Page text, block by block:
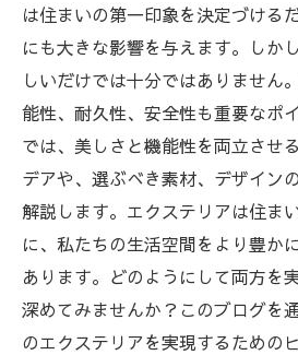
は住まいの第一印象を決定づける
にも大きな影響を与えます。しか
しいだけでは十分ではありません
能性、耐久性、安全性も重要なポ
では、美しさと機能性を両立させ
デアや、選ぶべき素材、デザイン
解説します。エクステリアは住ま
に、私たちの生活空間をより豊か
あります。どのようにして両方を
深めてみませんか？このブログを
のエクステリアを実現するための